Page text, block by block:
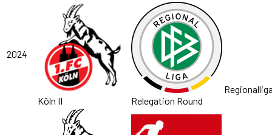
2024
Köln II
Relegation Round